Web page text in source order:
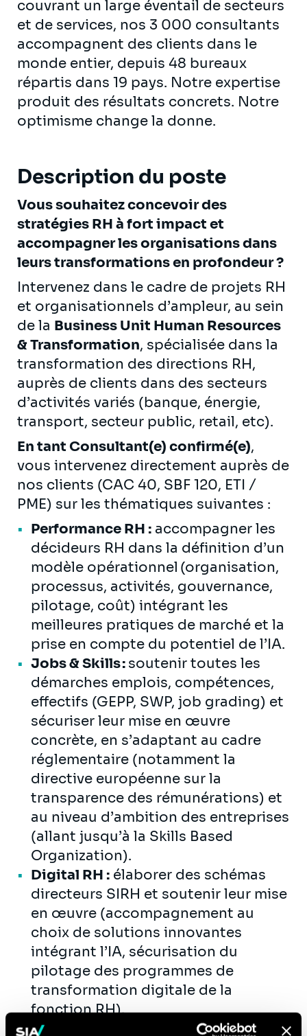
couvrant un large éventail de secteurs
et de services, nos 3 000 consultants
accompagnent des clients dans le
monde entier, depuis 48 bureaux
répartis dans 19 pays. Notre expertise
produit des résultats concrets. Notre
optimisme change la donne.
Description du poste
Vous souhaitez concevoir des
stratégies RH à fort impact et
accompagner les organisations dans
leurs transformations en profondeur ?
Intervenez dans le cadre de projets RH
et organisationnels d’ampleur, au sein
de la Business Unit Human Resources
& Transformation, spécialisée dans la
transformation des directions RH,
auprès de clients dans des secteurs
d’activités variés (banque, énergie,
transport, secteur public, retail, etc).
En tant Consultant(e) confirmé(e),
vous intervenez directement auprès de
nos clients (CAC 40, SBF 120, ETI /
PME) sur les thématiques suivantes :
Performance RH : accompagner les
décideurs RH dans la définition d’un
modèle opérationnel (organisation,
processus, activités, gouvernance,
pilotage, coût) intégrant les
meilleures pratiques de marché et la
prise en compte du potentiel de l’IA.
Jobs & Skills : soutenir toutes les
démarches emplois, compétences,
effectifs (GEPP, SWP, job grading) et
sécuriser leur mise en œuvre
concrète, en s’adaptant au cadre
réglementaire (notamment la
directive européenne sur la
transparence des rémunérations) et
au niveau d’ambition des entreprises
(allant jusqu’à la Skills Based
Organization).
Digital RH : élaborer des schémas
directeurs SIRH et soutenir leur mise
en œuvre (accompagnement au
choix de solutions innovantes
intégrant l’IA, sécurisation du
pilotage des programmes de
transformation digitale de la
fonction RH).
Management social & ingénierie